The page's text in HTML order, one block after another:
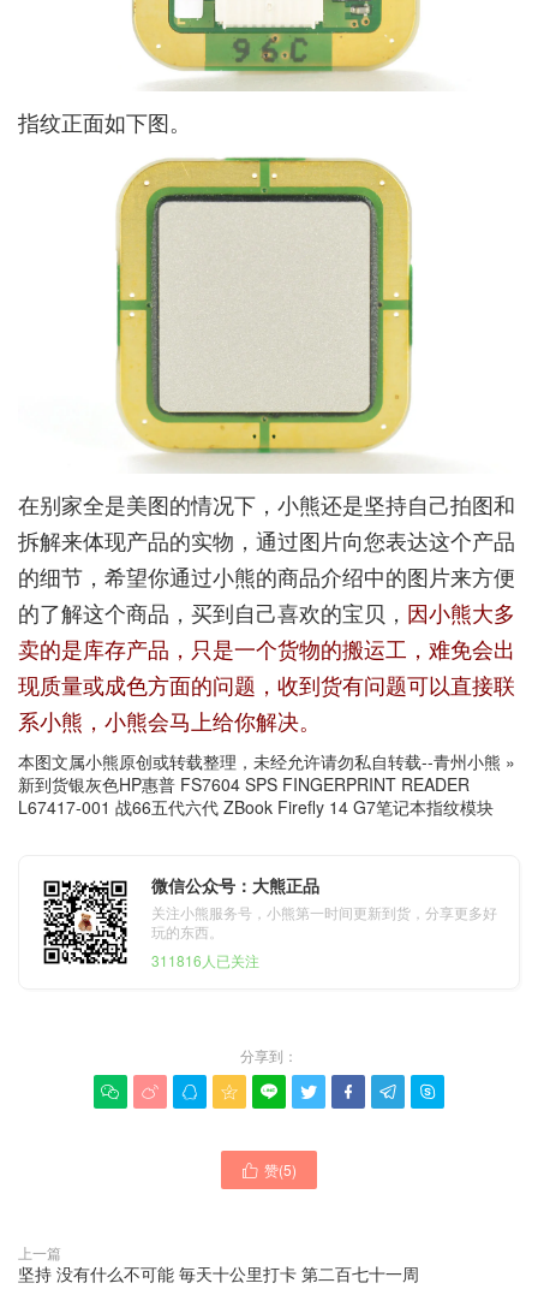
指纹正面如下图。
在别家全是美图的情况下，小熊还是坚持自己拍图和
拆解来体现产品的实物，通过图片向您表达这个产品
的细节，希望你通过小熊的商品介绍中的图片来方便
的了解这个商品，买到自己喜欢的宝贝， 因小熊大多
卖的是库存产品，只是一个货物的搬运工，难免会出
现质量或成色方面的问题，收到货有问题可以直接联
系小熊，小熊会马上给你解决。
本图文属小熊原创或转载整理，未经允许请勿私自转载--青州小熊 »
新到货银灰色HP惠普 FS7604 SPS FINGERPRINT READER
L67417-001 战66五代六代 ZBook Firefly 14 G7笔记本指纹模块
微信公众号：大熊正品
关注小熊服务号，小熊第一时间更新到货，分享更多好
玩的东西。
311816人已关注
分享到：
        
 赞(5)
上一篇
坚持 没有什么不可能 毎天十公里打卡 第二百七十一周